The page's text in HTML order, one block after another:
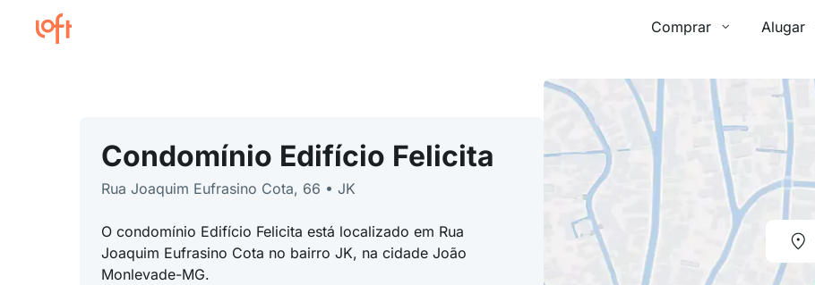
Comprar Alugar
Condomínio Edifício Felicita
Rua Joaquim Eufrasino Cota, 66 • JK
O condomínio Edifício Felicita está localizado em Rua
Joaquim Eufrasino Cota no bairro JK, na cidade João
Monlevade-MG.